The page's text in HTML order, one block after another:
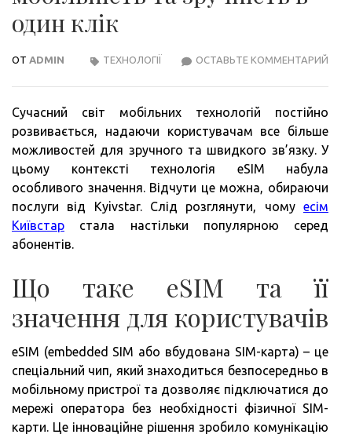
один клік
ОТ ADMIN ОСТАВЬТЕ КОММЕНТАРИЙ
ТЕХНОЛОГІЇ
Сучасний світ мобільних технологій постійно
розвивається, надаючи користувачам все більше
можливостей для зручного та швидкого зв’язку. У
цьому контексті технологія eSIM набула
особливого значення. Відчути це можна, обираючи
послуги від Kyivstar. Слід розглянути, чому есім
Київстар стала настільки популярною серед
абонентів.
Що таке eSIM та її
значення для користувачів
eSIM (embedded SIM або вбудована SIM-карта) – це
спеціальний чип, який знаходиться безпосередньо в
мобільному пристрої та дозволяє підключатися до
мережі оператора без необхідності фізичної SIM-
карти. Це інноваційне рішення зробило комунікацію